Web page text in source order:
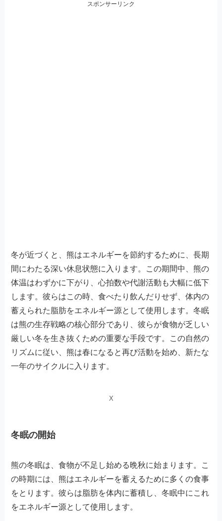
スポンサーリンク
冬が近づくと、熊はエネルギーを節約するために、長期
間にわたる深い休息状態に入ります。この期間中、熊の
体温はわずかに下がり、心拍数や代謝活動も大幅に低下
します。彼らはこの時、食べたり飲んだりせず、体内の
蓄えられた脂肪をエネルギー源として使用します。冬眠
は熊の生存戦略の核心部分であり、彼らが食物が乏しい
厳しい冬を生き抜くための重要な手段です。この自然の
リズムに従い、熊は春になると再び活動を始め、新たな
一年のサイクルに入ります。
X
冬眠の開始
熊の冬眠は、食物が不足し始める晩秋に始まります。こ
の時期には、熊はエネルギーを蓄えるために多くの食事
をとります。彼らは脂肪を体内に蓄積し、冬眠中にこれ
をエネルギー源として使用します。